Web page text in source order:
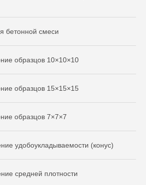
бетонной смеси
образцов 10×10×10
образцов 15×15×15
образцов 7×7×7
удобоукладываемости (конус)
средней плотности